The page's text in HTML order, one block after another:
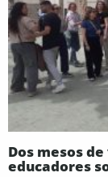
Dos mesos
educadores